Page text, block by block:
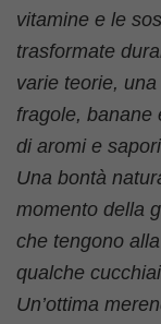
vitamine e le
trasformate
varie teorie,
fragole, banane
di aromi e
Una bontà
momento della
che tengono
qualche
Un’ottima